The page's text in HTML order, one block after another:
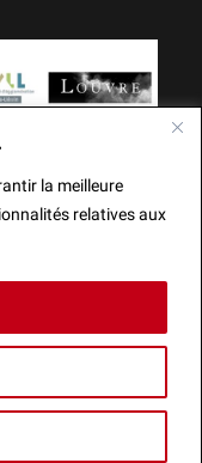
la meilleure
relatives aux
la meilleure
relatives